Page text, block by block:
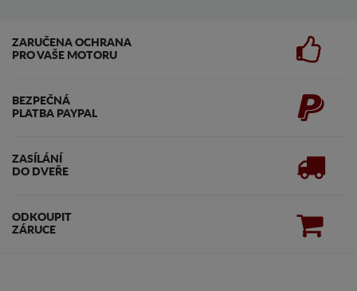
ZARUČENA OCHRANA
PRO VAŠE MOTORU
BEZPEČNÁ
PLATBA PAYPAL
ZASÍLÁNÍ
DO DVEŘE
ODKOUPIT
ZÁRUCE